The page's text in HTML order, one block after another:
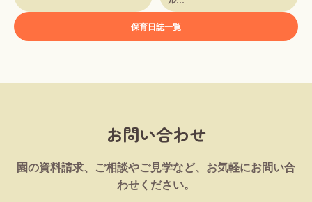
保育日誌一覧
お問い合わせ
園の資料請求、ご相談やご見学など、お気軽にお問い合
わせください。